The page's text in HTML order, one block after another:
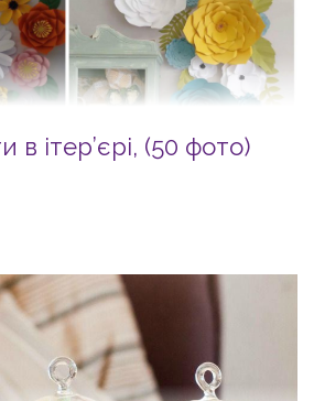
в ітер’єрі, (50 фото)